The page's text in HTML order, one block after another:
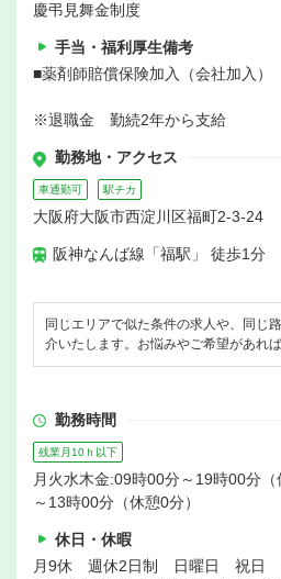
慶弔見舞金制度
手当・福利厚生備考
■薬剤師賠償保険加入（会社加入）
※退職金 勤続2年から支給
勤務地・アクセス
車通勤可 駅チカ
大阪府大阪市西淀川区福町2-3-24
阪神なんば線「福駅」 徒歩1分
同じエリアで似た条件の求人や、同じ
介いたします。お悩みやご希望があれ
勤務時間
残業月10ｈ以下
月火水木金:09時00分～19時00分
～13時00分（休憩0分）
休日・休暇
月9休 週休2日制 日曜日 祝日